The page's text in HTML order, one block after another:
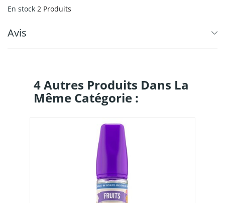
En stock 2 Produits
Avis
4 Autres Produits Dans La
Même Catégorie :